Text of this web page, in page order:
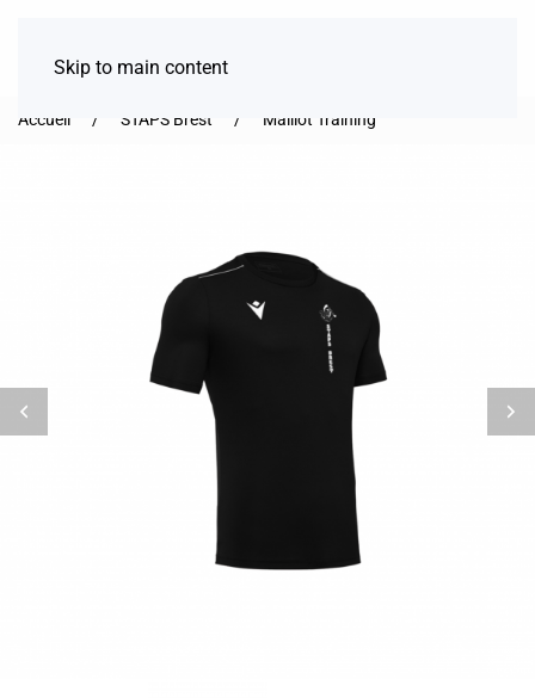
Skip to main content
Accueil STAPS Brest Maillot Training